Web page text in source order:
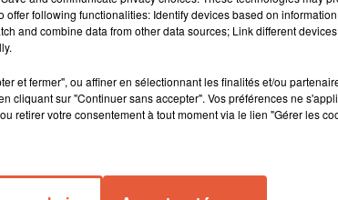
offer following functionalities: Identify devices based on
and combine data from other data sources; Link different
et fermer", ou affiner en sélectionnant les finalités et/ou
cliquant sur "Continuer sans accepter". Vos préférences ne
retirer votre consentement à tout moment via le lien "Gérer les